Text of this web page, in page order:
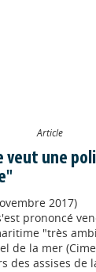
Article
veut une
2017)
prononcé
"très
de la mer
des assises de